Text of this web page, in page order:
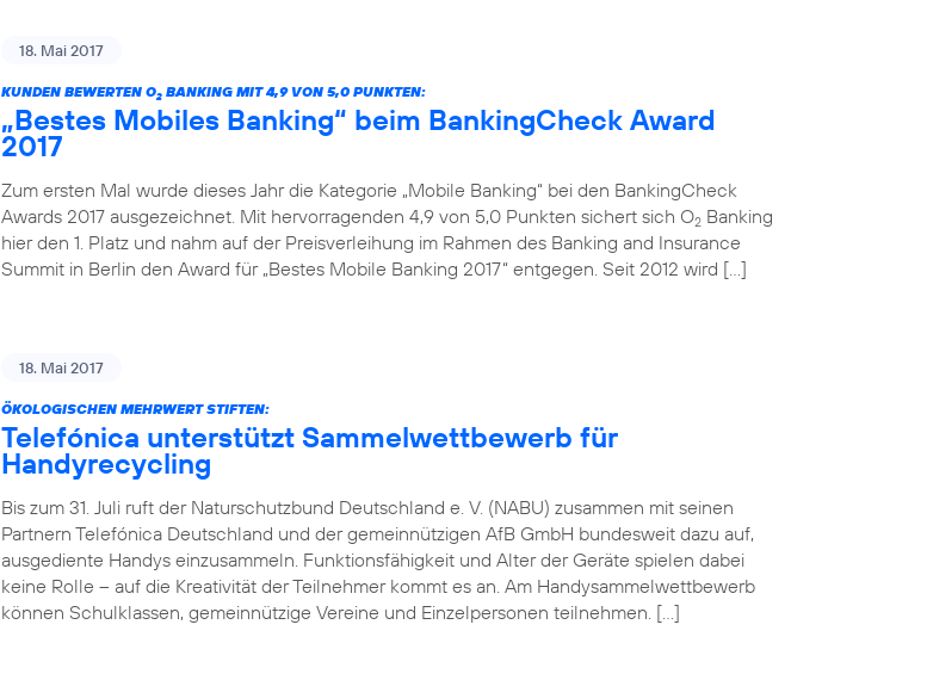
18. Mai 2017
KUNDEN BEWERTEN O2 BANKING MIT 4,9 VON 5,0 PUNKTEN:
„Bestes Mobiles Banking“ beim BankingCheck Award
2017
Zum ersten Mal wurde dieses Jahr die Kategorie „Mobile Banking“ bei den BankingCheck
Awards 2017 ausgezeichnet. Mit hervorragenden 4,9 von 5,0 Punkten sichert sich O2 Banking
hier den 1. Platz und nahm auf der Preisverleihung im Rahmen des Banking and Insurance
Summit in Berlin den Award für „Bestes Mobile Banking 2017“ entgegen. Seit 2012 wird […]
18. Mai 2017
ÖKOLOGISCHEN MEHRWERT STIFTEN:
Telefónica unterstützt Sammelwettbewerb für
Handyrecycling
Bis zum 31. Juli ruft der Naturschutzbund Deutschland e. V. (NABU) zusammen mit seinen
Partnern Telefónica Deutschland und der gemeinnützigen AfB GmbH bundesweit dazu auf,
ausgediente Handys einzusammeln. Funktionsfähigkeit und Alter der Geräte spielen dabei
keine Rolle – auf die Kreativität der Teilnehmer kommt es an. Am Handysammelwettbewerb
können Schulklassen, gemeinnützige Vereine und Einzelpersonen teilnehmen. […]